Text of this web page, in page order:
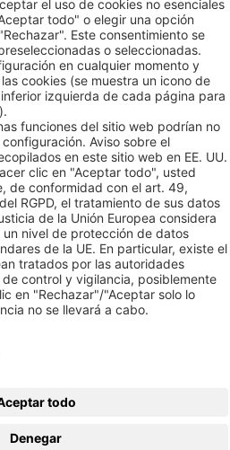
(Barcelona - España)
93 632 76 68
Contacto
Enlaces
TECHNOLOGIES